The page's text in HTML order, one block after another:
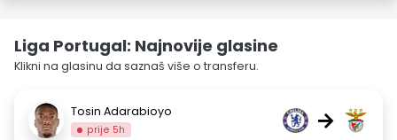
Liga Portugal: Najnovije glasine
Klikni na glasinu da saznaš više o transferu.
Tosin Adarabioyo
prije 5h →